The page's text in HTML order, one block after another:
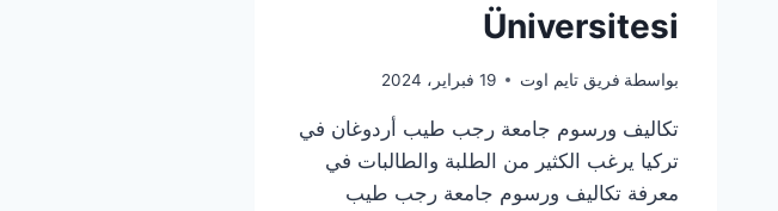
Üniversitesi
بواسطة فريق تايم اوت 19 فبراير، 2024
تكاليف ورسوم جامعة رجب طيب أردوغان في
تركيا يرغب الكثير من الطلبة والطالبات في
معرفة تكاليف ورسوم جامعة رجب طيب